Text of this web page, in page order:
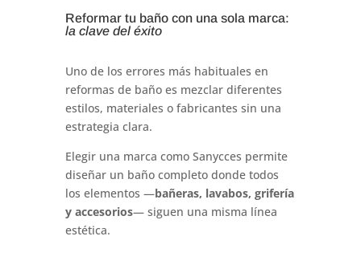
Reformar tu baño con una sola marca:
la clave del éxito
Uno de los errores más habituales en
reformas de baño es mezclar diferentes
estilos, materiales o fabricantes sin una
estrategia clara.
Elegir una marca como Sanycces permite
diseñar un baño completo donde todos
los elementos —bañeras, lavabos, grifería
y accesorios— siguen una misma línea
estética.